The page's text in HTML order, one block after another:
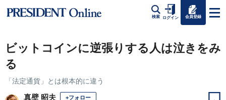
検索 ログイン 会員登録
ビットコインに逆張りする人は泣きをみ
る
「法定通貨」とは根本的に違う
真壁 昭夫 +フォロー